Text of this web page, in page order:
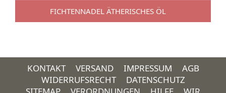
FICHTENNADEL ÄTHERISCHES ÖL
KONTAKT VERSAND IMPRESSUM
AGB
WIDERRUFSRECHT
DATENSCHUTZ